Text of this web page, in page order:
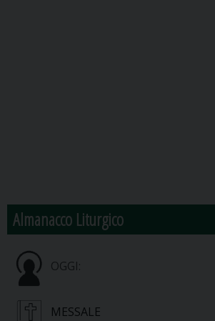
Almanacco Liturgico
OGGI:
MESSALE